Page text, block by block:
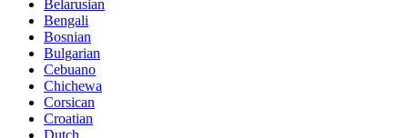
Belarusian
Bengali
Bosnian
Bulgarian
Cebuano
Chichewa
Corsican
Croatian
Dutch